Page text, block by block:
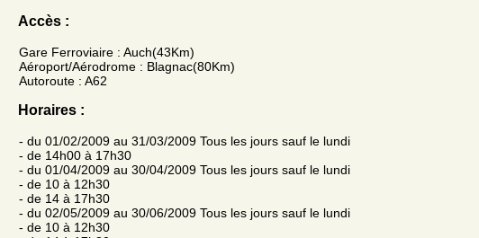
Accès :
Gare Ferroviaire : Auch(43Km)
Aéroport/Aérodrome : Blagnac(80Km)
Autoroute : A62
Horaires :
- du 01/02/2009 au 31/03/2009 Tous les jours sauf le lundi
- de 14h00 à 17h30
- du 01/04/2009 au 30/04/2009 Tous les jours sauf le lundi
- de 10 à 12h30
- de 14 à 17h30
- du 02/05/2009 au 30/06/2009 Tous les jours sauf le lundi
- de 10 à 12h30